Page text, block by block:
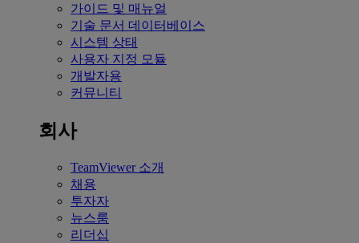
가이드 및 매뉴얼
기술 문서 데이터베이스
시스템 상태
사용자 지정 모듈
개발자용
커뮤니티
회사
TeamViewer 소개
채용
투자자
뉴스룸
리더십